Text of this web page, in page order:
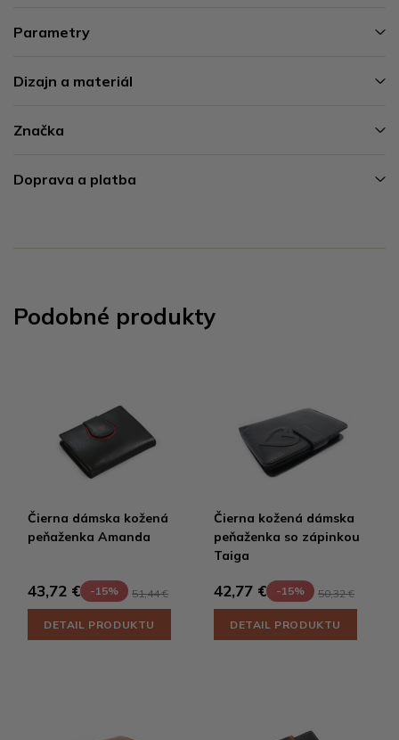
Parametry
Dizajn a materiál
Značka
Doprava a platba
Podobné produkty
Čierna dámska kožená
peňaženka Amanda
43,72 € -15% 51,44 €
DETAIL PRODUKTU
Čierna kožená dámska
peňaženka so zápinkou
Taiga
42,77 € -15% 50,32 €
DETAIL PRODUKTU